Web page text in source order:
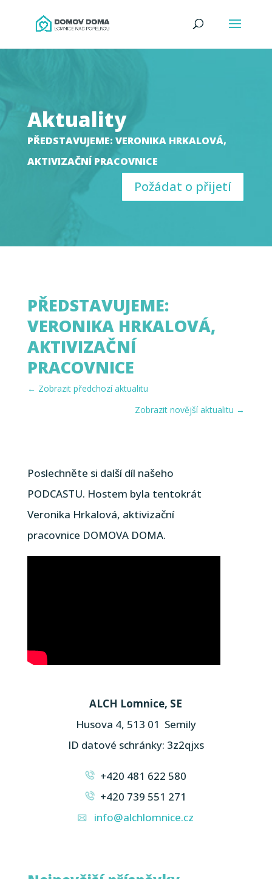
Aktuality
PŘEDSTAVUJEME: VERONIKA HRKALOVÁ,
AKTIVIZAČNÍ PRACOVNICE
Požádat o přijetí
PŘEDSTAVUJEME:
VERONIKA HRKALOVÁ,
AKTIVIZAČNÍ
PRACOVNICE
← Zobrazit předchozí aktualitu
Zobrazit novější aktualitu →
Poslechněte si další díl našeho
PODCASTU. Hostem byla tentokrát
Veronika Hrkalová, aktivizační
pracovnice DOMOVA DOMA.
ALCH Lomnice, SE
Husova 4, 513 01 Semily
ID datové schránky: 3z2qjxs
+420 481 622 580
+420 739 551 271
info@alchlomnice.cz